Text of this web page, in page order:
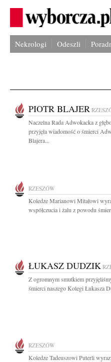
Nekrologi Odeszli
PIOTR BLAJER
Naczelna Rada Adwokacka z
przyjęła wiadomość o śmierci
Blajera...
RZESZÓW
Koledze Marianowi Mitałowi
współczucia i żalu z powodu
ŁUKASZ DUDZIK
Z ogromnym smutkiem
śmierci naszego Kolegi Łukasza
RZESZÓW
Koledze Tadeuszowi Puterli